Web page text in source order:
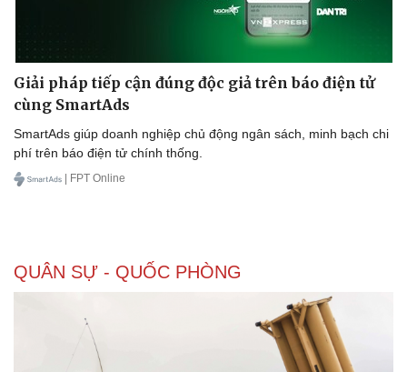
Giải pháp tiếp cận đúng độc giả trên báo điện tử
cùng SmartAds
SmartAds giúp doanh nghiệp chủ động ngân sách, minh bạch chi
phí trên báo điện tử chính thống.
| FPT Online
QUÂN SỰ - QUỐC PHÒNG